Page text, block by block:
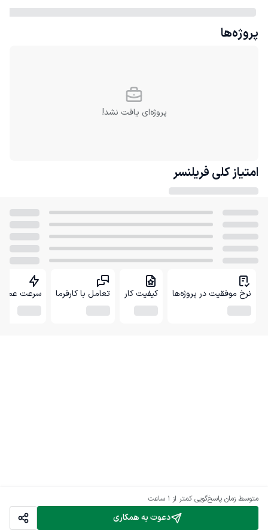
دعوت به همکاری
متوسط زمان پاسخ‌گویی کمتر از 1 ساعت
پروژه‌ها
پروژه‌ای یافت نشد!
امتیاز کلی فریلنسر
نرخ موفقیت در پروژه‌ها کیفیت کار تعامل با کارفرما سرعت عمل